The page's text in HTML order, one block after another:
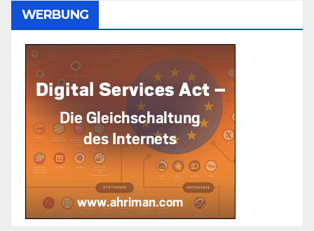
WERBUNG